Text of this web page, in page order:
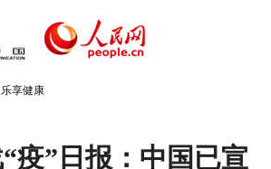
乐享健康
疫”日报：中国已宣